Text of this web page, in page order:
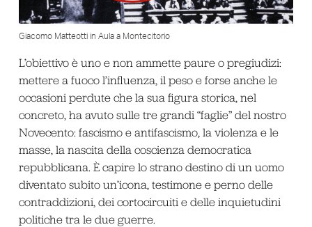
Giacomo Matteotti in Aula a Montecitorio
L’obiettivo è uno e non ammette paure o pregiudizi:
mettere a fuoco l’influenza, il peso e forse anche le
occasioni perdute che la sua figura storica, nel
concreto, ha avuto sulle tre grandi “faglie” del nostro
Novecento: fascismo e antifascismo, la violenza e le
masse, la nascita della coscienza democratica
repubblicana. È capire lo strano destino di un uomo
diventato subito un’icona, testimone e perno delle
contraddizioni, dei cortocircuiti e delle inquietudini
politiche tra le due guerre.